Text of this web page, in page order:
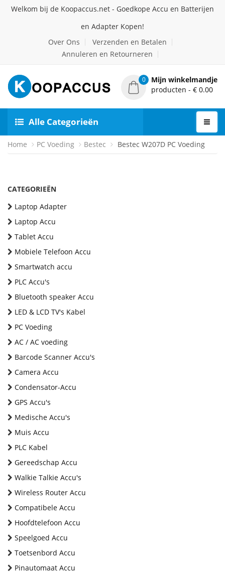
Welkom bij de Koopaccus.net - Goedkope Accu en Batterijen
en Adapter Kopen!
Over Ons
Verzenden en Betalen
Annuleren en Retourneren
0
Mijn winkelmandje
producten - € 0.00
Alle Categorieën
Home PC Voeding Bestec Bestec W207D PC Voeding
CATEGORIEËN
Laptop Adapter
Laptop Accu
Tablet Accu
Mobiele Telefoon Accu
Smartwatch accu
PLC Accu's
Bluetooth speaker Accu
LED & LCD TV's Kabel
PC Voeding
AC / AC voeding
Barcode Scanner Accu's
Camera Accu
Condensator-Accu
GPS Accu's
Medische Accu's
Muis Accu
PLC Kabel
Gereedschap Accu
Walkie Talkie Accu's
Wireless Router Accu
Compatibele Accu
Hoofdtelefoon Accu
Speelgoed Accu
Toetsenbord Accu
Pinautomaat Accu